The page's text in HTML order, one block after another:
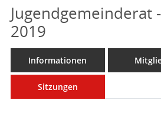
Jugendgemeinderat
2019
Informationen
Sitzungen